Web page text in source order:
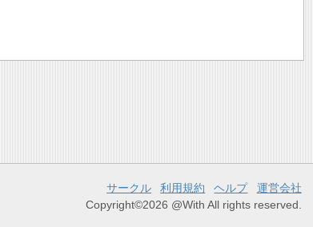
サークル 利用規約 ヘルプ
運営会社
Copyright©2026 @With All rights reserved.